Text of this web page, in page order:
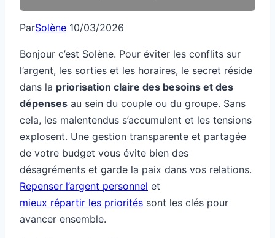
ParSolène 10/03/2026
Bonjour c’est Solène. Pour éviter les conflits sur
l’argent, les sorties et les horaires, le secret réside
dans la priorisation claire des besoins et des
dépenses au sein du couple ou du groupe. Sans
cela, les malentendus s’accumulent et les tensions
explosent. Une gestion transparente et partagée
de votre budget vous évite bien des
désagréments et garde la paix dans vos relations.
Repenser l’argent personnel et
mieux répartir les priorités sont les clés pour
avancer ensemble.